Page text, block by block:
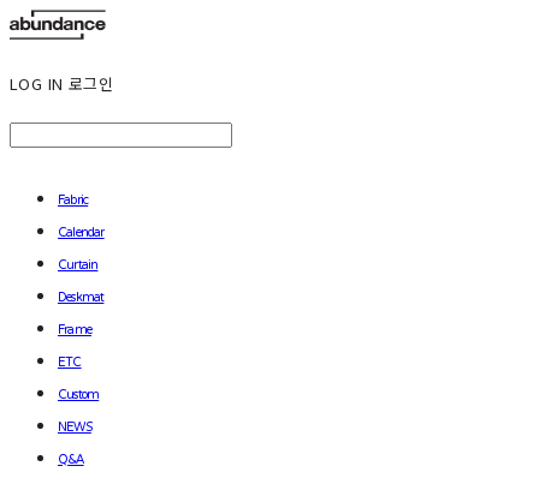
LOG IN 로그인
Fabric
Calendar
Curtain
Deskmat
Frame
ETC
Custom
NEWS
Q&A